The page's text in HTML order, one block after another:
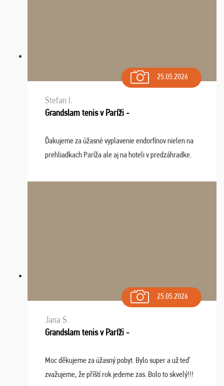
25.05.2026
Stefan I.
Grandslam tenis v Paríži -
Ďakujeme za úžasné vyplavenie endorfínov nielen na
prehliadkach Paríža ale aj na hoteli v predzáhradke.
spomínať a zväžujeme repete budúci rok : ...
25.05.2026
Jana S.
Grandslam tenis v Paríži -
Moc děkujeme za úžasný pobyt. Bylo super a už teď
zvažujeme, že příští rok jedeme zas. Bolo to skvelý!!!